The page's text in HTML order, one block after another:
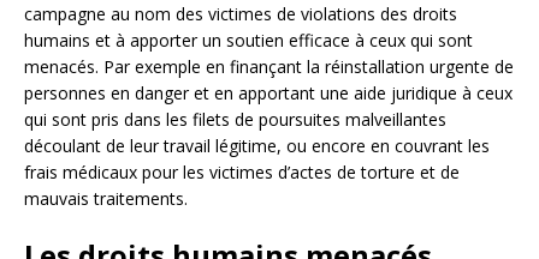
campagne au nom des victimes de violations des droits
humains et à apporter un soutien efficace à ceux qui sont
menacés. Par exemple en finançant la réinstallation urgente de
personnes en danger et en apportant une aide juridique à ceux
qui sont pris dans les filets de poursuites malveillantes
découlant de leur travail légitime, ou encore en couvrant les
frais médicaux pour les victimes d’actes de torture et de
mauvais traitements.